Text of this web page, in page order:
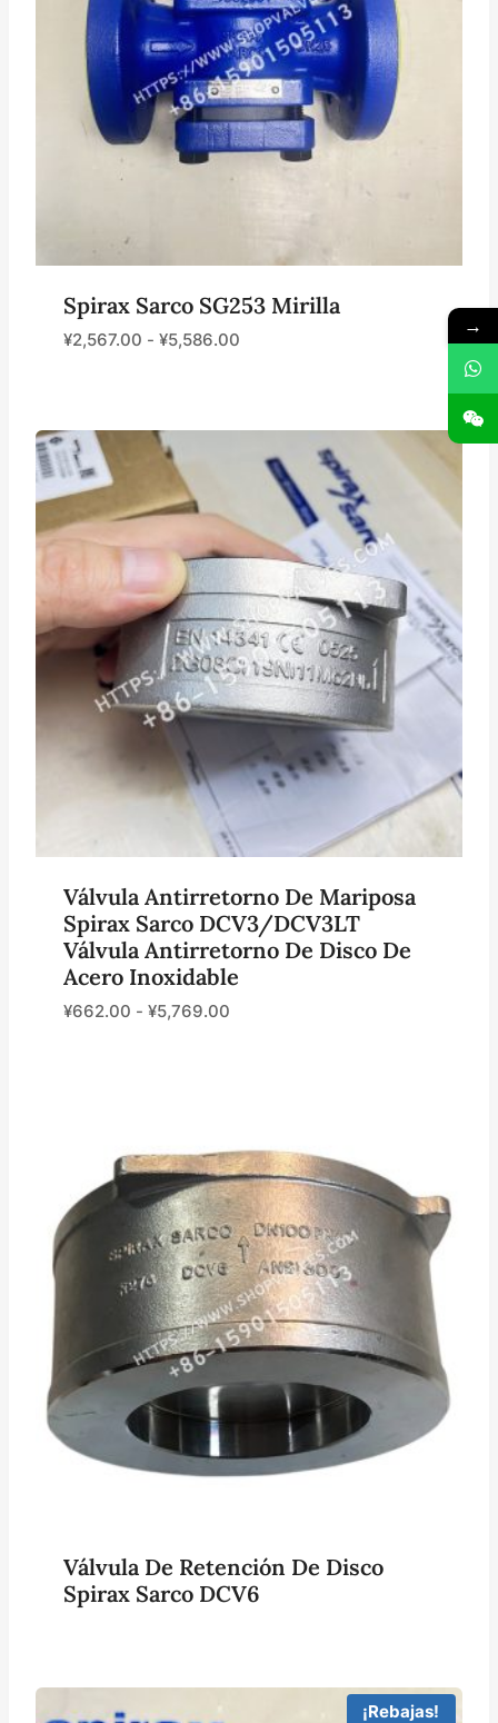
Spirax Sarco SG253 Mirilla
¥2,567.00 - ¥5,586.00
Válvula Antirretorno De Mariposa
Spirax Sarco DCV3/DCV3LT
Válvula Antirretorno De Disco De
Acero Inoxidable
¥662.00 - ¥5,769.00
Válvula De Retención De Disco
Spirax Sarco DCV6
¡Rebajas!
→